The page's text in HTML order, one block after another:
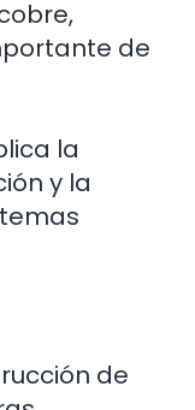
de
la
y la
de